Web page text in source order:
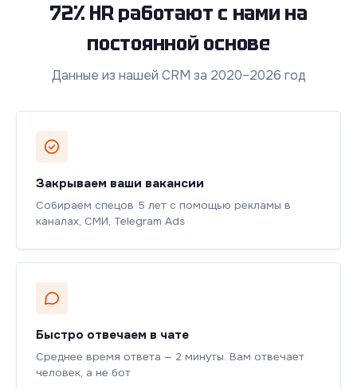
72% HR работают с нами на
постоянной основе
Данные из нашей CRM за 2020–2026 год
Закрываем ваши вакансии
Собираем спецов 5 лет с помощью рекламы в
каналах, СМИ, Telegram Ads
Быстро отвечаем в чате
Среднее время ответа — 2 минуты. Вам отвечает
человек, а не бот